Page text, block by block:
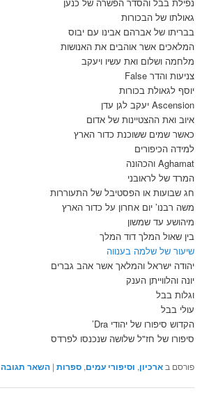
גאולתו של הבכורות
בבריתו של אברהם אבינו עם יבוס
המלאכים אשר אוהבים את האנושות
מלחמה ושלום ואת עשיו ויעקב
צניעות והדר False
יוסף לגאולת בכורות
Ascension יעקב לגן עדן
איוב ואת ההצטיינות של אדום
כאשר שמים ששוכנת כדור הארץ
למידה הכיפורים
Aghamat והכהונה
המרד של לראובני
חג שבועות או הפסטיבל של התעוררות
משה רבנו’ יום אחרון על כדור הארץ
מיהושע עד שמשון
בין שאול המלך דוד המלך
שיעור של שלמה בענווה
יהודה ישראל והמלאך אשר אהב גברים
יונה והלווייתן הענק
וגלות בבל
עולי בבל
הקדוש סיפורו של יהודי Dra’
סיפורו של חז"ל שלושה שנכנסו לפרדס
פורסם בארכיון, וסיפורי עמים,ספרות |השאר תגובה